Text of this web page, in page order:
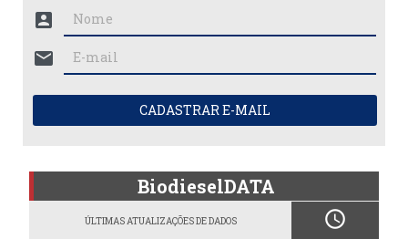
account_box
mail
CADASTRAR E-MAIL
BiodieselDATA
ÚLTIMAS ATUALIZAÇÕES DE DADOS schedule